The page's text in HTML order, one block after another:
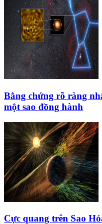
Bằng chứng rõ ràng
một sao đồng hành
Cực quang trên Sao